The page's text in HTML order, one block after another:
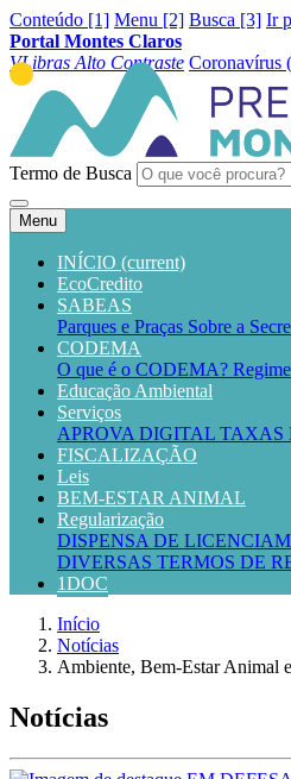
Conteúdo [1] Menu [2] Busca [3] Ir
Portal Montes Claros
VLibras Alto Contraste Coronavírus
Termo de Busca
Menu
INÍCIO (current)
EcoCredito
SABEAS
Parques e Praças Sobre a
CODEMA
O que é o CODEMA?
Educação Ambiental
Serviços
APROVA DIGITAL TAXAS
FISCALIZAÇÃO
Leis
BEM-ESTAR ANIMAL
Regularização
DISPENSA DE
DIVERSAS TERMOS DE
1DOC
Início
Notícias
Ambiente, Bem-Estar Animal
Notícias